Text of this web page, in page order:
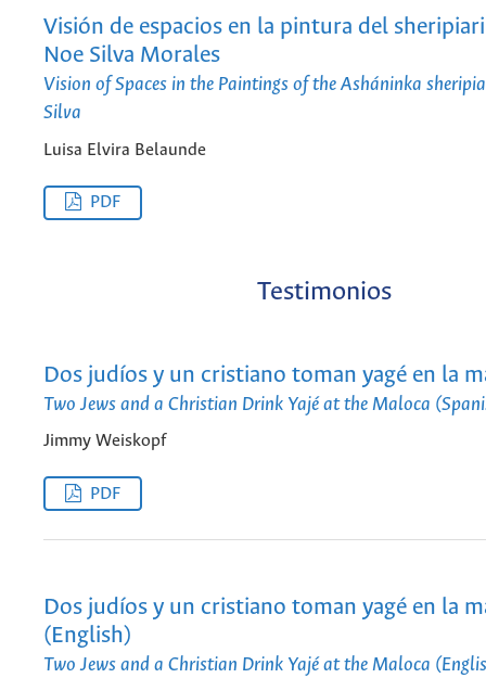
Visión de espacios en la pintura del
Noe Silva Morales
Vision of Spaces in the Paintings of the Asháninka
Silva
Luisa Elvira Belaunde
PDF
Testimonios
Dos judíos y un cristiano toman yagé en la
Two Jews and a Christian Drink Yajé at the Maloca
Jimmy Weiskopf
PDF
Dos judíos y un cristiano toman yagé en la
(English)
Two Jews and a Christian Drink Yajé at the Maloca